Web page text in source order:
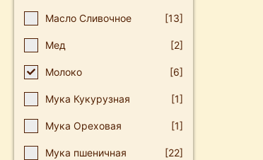
Масло Сливочное [13]
Мед [2]
Молоко [6]
Мука Кукурузная [1]
Мука Ореховая [1]
Мука пшеничная [22]